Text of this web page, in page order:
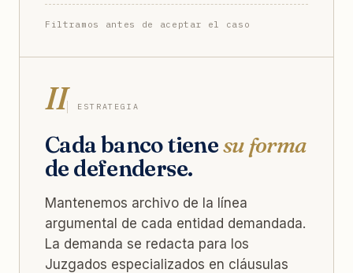
Filtramos antes de aceptar el caso
II ESTRATEGIA
Cada banco tienesu forma
de defenderse.
Mantenemos archivo de la línea
argumental de cada entidad demandada.
La demanda se redacta para los
Juzgados especializados en cláusulas